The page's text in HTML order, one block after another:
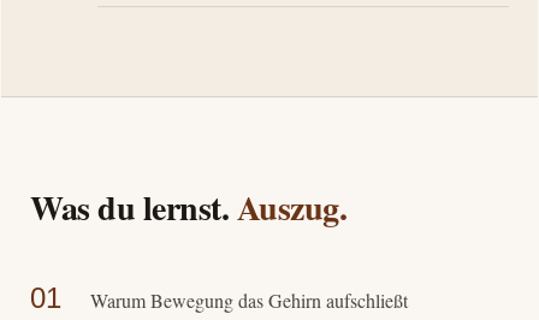
Was du lernst.Auszug.
01 Warum Bewegung das Gehirn aufschließt